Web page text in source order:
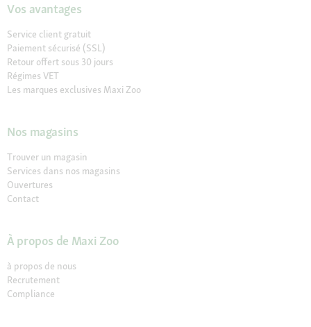
Vos avantages
Service client gratuit
Paiement sécurisé (SSL)
Retour offert sous 30 jours
Régimes VET
Les marques exclusives Maxi Zoo
Nos magasins
Trouver un magasin
Services dans nos magasins
Ouvertures
Contact
À propos de Maxi Zoo
à propos de nous
Recrutement
Compliance